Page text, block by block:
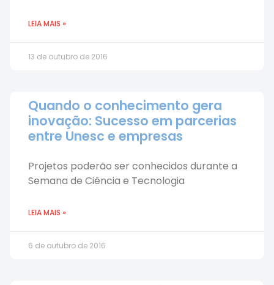
LEIA MAIS »
13 de outubro de 2016
Quando o conhecimento gera
inovação: Sucesso em parcerias
entre Unesc e empresas
Projetos poderão ser conhecidos durante a
Semana de Ciência e Tecnologia
LEIA MAIS »
6 de outubro de 2016